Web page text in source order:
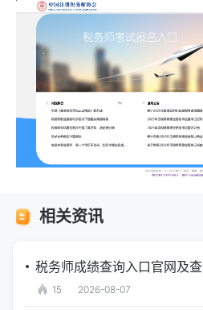
相关资讯
15 2026-08-07